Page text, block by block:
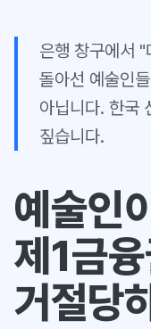
은행 창구에서
돌아선 예술인
아닙니다. 한국
짚습니다.
예술인이
제1금
거절당